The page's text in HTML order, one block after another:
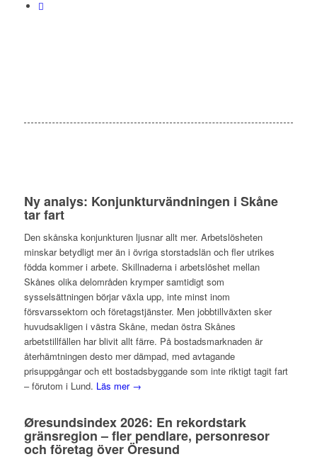
Ny analys: Konjunkturvändningen i Skåne
tar fart
Den skånska konjunkturen ljusnar allt mer. Arbetslösheten
minskar betydligt mer än i övriga storstadslän och fler utrikes
födda kommer i arbete. Skillnaderna i arbetslöshet mellan
Skånes olika delområden krymper samtidigt som
sysselsättningen börjar växla upp, inte minst inom
försvarssektorn och företagstjänster. Men jobbtillväxten sker
huvudsakligen i västra Skåne, medan östra Skånes
arbetstillfällen har blivit allt färre. På bostadsmarknaden är
återhämtningen desto mer dämpad, med avtagande
prisuppgångar och ett bostadsbyggande som inte riktigt tagit fart
– förutom i Lund. Läs mer →
Øresundsindex 2026: En rekordstark
gränsregion – fler pendlare, personresor
och företag över Öresund